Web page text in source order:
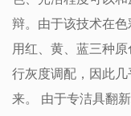
辩。由于该技术在
用红、黄、蓝三种
行灰度调配，因此
来。 由于专洁具翻